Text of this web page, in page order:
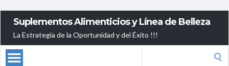
Suplementos Alimenticios y Línea de Belleza
La Estrategia de la Oportunidad y del Éxito !!!